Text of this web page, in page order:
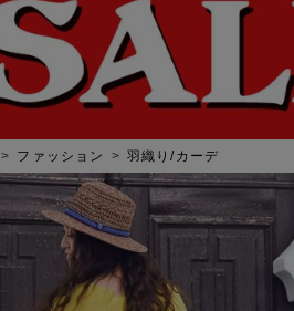
> ファッション > 羽織り/カーデ